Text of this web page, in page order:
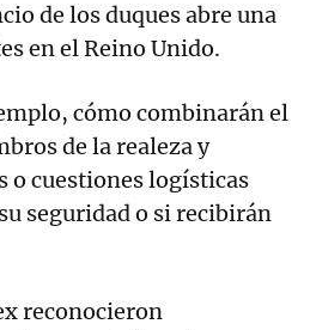
de los duques abre una
en el Reino Unido.
cómo combinarán el
de la realeza y
o cuestiones logísticas
seguridad o si recibirán
reconocieron